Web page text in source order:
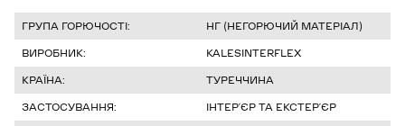
ГРУПА ГОРЮЧОСТІ:
НГ (НЕГОРЮЧИЙ МАТЕРІАЛ)
ВИРОБНИК:
KALESINTERFLEX
КРАЇНА:
ТУРЕЧЧИНА
ЗАСТОСУВАННЯ:
ІНТЕРʼЄР ТА ЕКСТЕРʼЄР